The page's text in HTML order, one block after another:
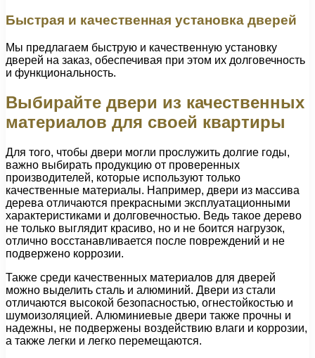
Быстрая и качественная установка дверей
Мы предлагаем быструю и качественную установку
дверей на заказ, обеспечивая при этом их долговечность
и функциональность.
Выбирайте двери из качественных
материалов для своей квартиры
Для того, чтобы двери могли прослужить долгие годы,
важно выбирать продукцию от проверенных
производителей, которые используют только
качественные материалы. Например, двери из массива
дерева отличаются прекрасными эксплуатационными
характеристиками и долговечностью. Ведь такое дерево
не только выглядит красиво, но и не боится нагрузок,
отлично восстанавливается после повреждений и не
подвержено коррозии.
Также среди качественных материалов для дверей
можно выделить сталь и алюминий. Двери из стали
отличаются высокой безопасностью, огнестойкостью и
шумоизоляцией. Алюминиевые двери также прочны и
надежны, не подвержены воздействию влаги и коррозии,
а также легки и легко перемещаются.